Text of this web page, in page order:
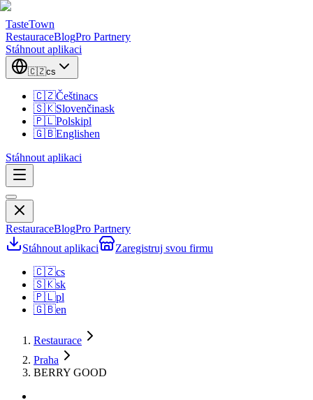
TasteTown
RestauraceBlogPro Partnery
Stáhnout aplikaci
🇨🇿cs
🇨🇿Češtinacs
🇸🇰Slovenčinask
🇵🇱Polskipl
🇬🇧Englishen
Stáhnout aplikaci
RestauraceBlogPro Partnery
Stáhnout aplikaci
Zaregistruj svou firmu
🇨🇿cs
🇸🇰sk
🇵🇱pl
🇬🇧en
Restaurace
Praha
BERRY GOOD